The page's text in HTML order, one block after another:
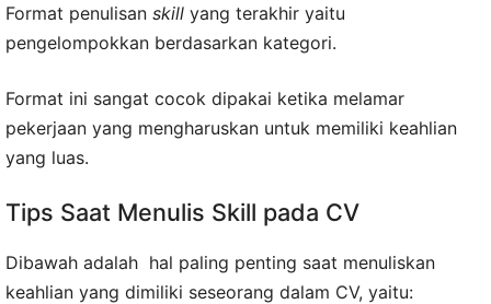
Format penulisan skill yang terakhir yaitu
pengelompokkan berdasarkan kategori.
Format ini sangat cocok dipakai ketika melamar
pekerjaan yang mengharuskan untuk memiliki keahlian
yang luas.
Tips Saat Menulis Skill pada CV
Dibawah adalah hal paling penting saat menuliskan
keahlian yang dimiliki seseorang dalam CV, yaitu: